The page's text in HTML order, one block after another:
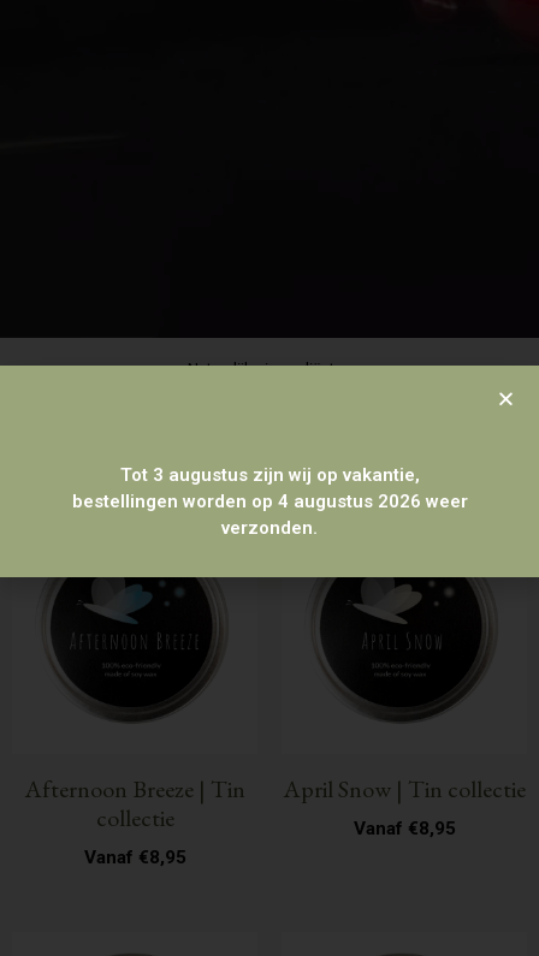
Natuurlijke ingrediënten
Afternoon Breeze | Tin
collectie
Vanaf €8,95
April Snow | Tin collectie
Vanaf €8,95
Tot 3 augustus zijn wij op vakantie,
bestellingen worden op 4 augustus 2026 weer
verzonden.